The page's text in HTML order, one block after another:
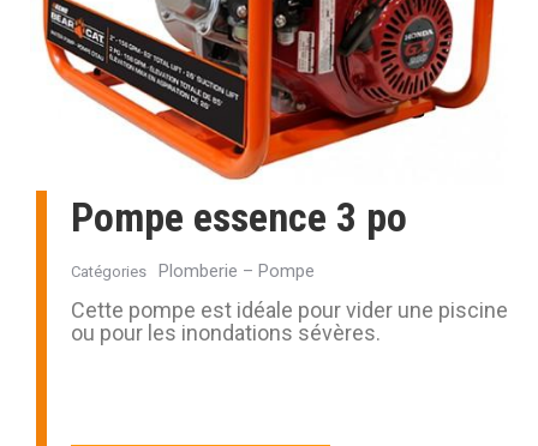
Pompe essence 3 po
Catégories Plomberie – Pompe
Cette pompe est idéale pour vider une piscine
ou pour les inondations sévères.